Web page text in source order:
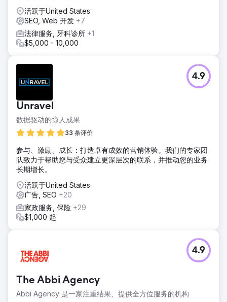
活跃于United States
SEO, Web 开发 +7
法律服务, 牙科诊所 +1
$5,000 - 10,000
Unravel
数据驱动的惊人成果
33 条评价
4.9
参与、激励、成长：打造卓有成效的营销体验。我们的专家团
队致力于帮助您与受众建立更深层次的联系，并推动您的业务
长期增长。
活跃于United States
广告, SEO +20
家政服务, 保险 +29
$1,000 起
The Abbi Agency
Abbi Agency 是一家注重结果、提供全方位服务的机构
4.9